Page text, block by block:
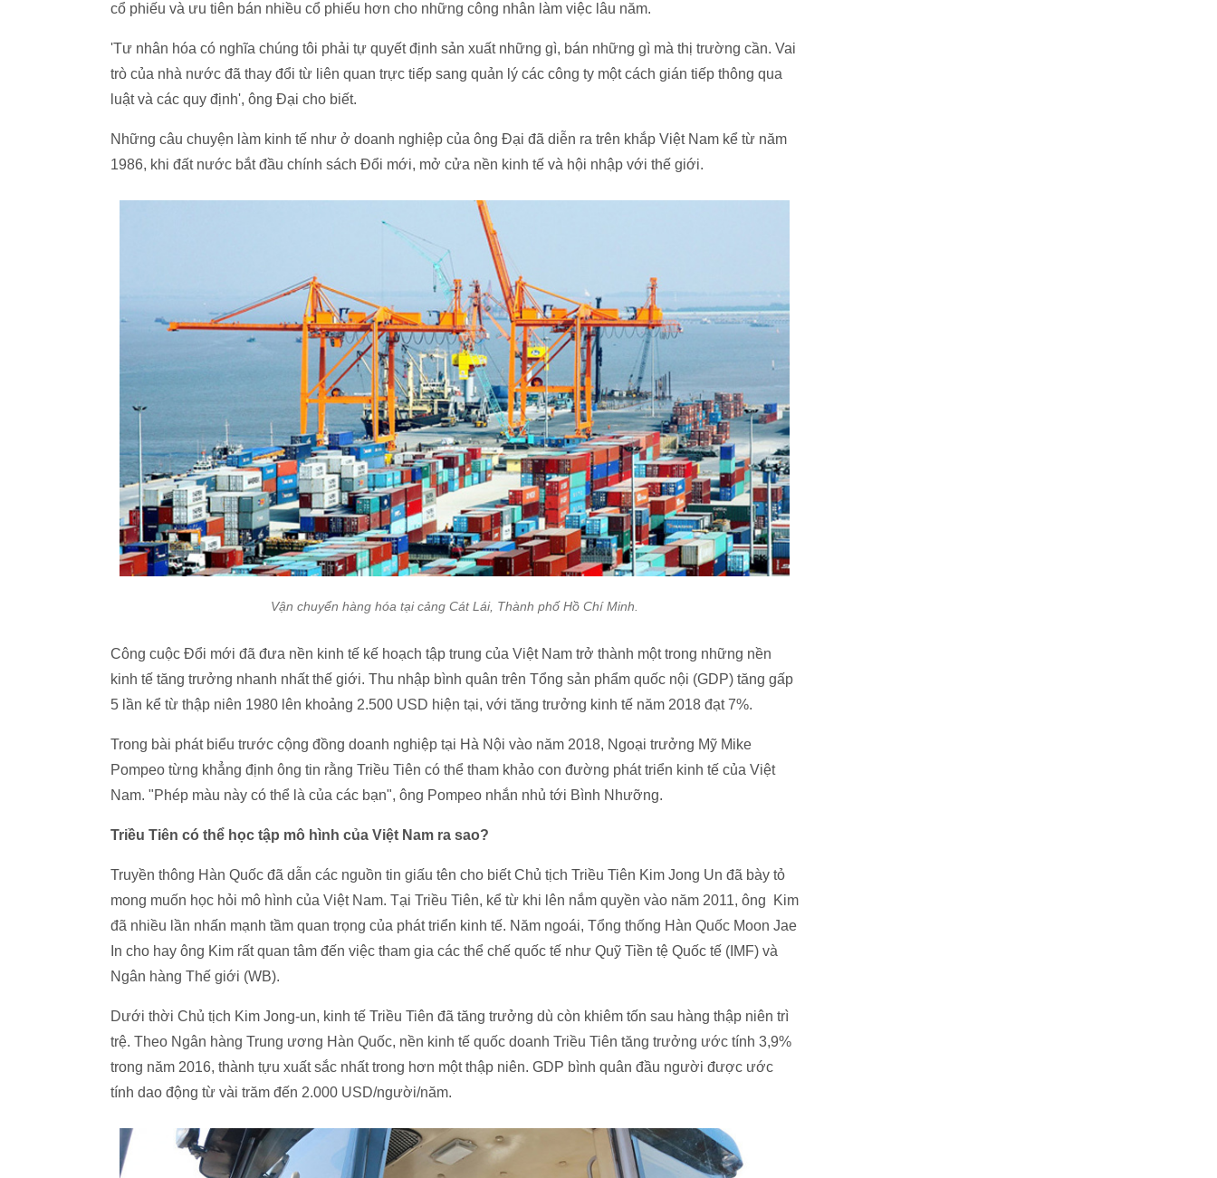
cổ phiếu và ưu tiên bán nhiều cổ phiếu hơn cho những công nhân làm việc lâu năm.
'Tư nhân hóa có nghĩa chúng tôi phải tự quyết định sản xuất những gì, bán những gì mà thị trường cần. Vai
trò của nhà nước đã thay đổi từ liên quan trực tiếp sang quản lý các công ty một cách gián tiếp thông qua
luật và các quy định', ông Đại cho biết.
Những câu chuyện làm kinh tế như ở doanh nghiệp của ông Đại đã diễn ra trên khắp Việt Nam kể từ năm
1986, khi đất nước bắt đầu chính sách Đổi mới, mở cửa nền kinh tế và hội nhập với thế giới.
Vận chuyển hàng hóa tại cảng Cát Lái, Thành phố Hồ Chí Minh.
Công cuộc Đổi mới đã đưa nền kinh tế kế hoạch tập trung của Việt Nam trở thành một trong những nền
kinh tế tăng trưởng nhanh nhất thế giới. Thu nhập bình quân trên Tổng sản phẩm quốc nội (GDP) tăng gấp
5 lần kể từ thập niên 1980 lên khoảng 2.500 USD hiện tại, với tăng trưởng kinh tế năm 2018 đạt 7%.
Trong bài phát biểu trước cộng đồng doanh nghiệp tại Hà Nội vào năm 2018, Ngoại trưởng Mỹ Mike
Pompeo từng khẳng định ông tin rằng Triều Tiên có thể tham khảo con đường phát triển kinh tế của Việt
Nam. "Phép màu này có thể là của các bạn", ông Pompeo nhắn nhủ tới Bình Nhưỡng.
Triều Tiên có thể học tập mô hình của Việt Nam ra sao?
Truyền thông Hàn Quốc đã dẫn các nguồn tin giấu tên cho biết Chủ tịch Triều Tiên Kim Jong Un đã bày tỏ
mong muốn học hỏi mô hình của Việt Nam. Tại Triều Tiên, kể từ khi lên nắm quyền vào năm 2011, ông Kim
đã nhiều lần nhấn mạnh tầm quan trọng của phát triển kinh tế. Năm ngoái, Tổng thống Hàn Quốc Moon Jae
In cho hay ông Kim rất quan tâm đến việc tham gia các thể chế quốc tế như Quỹ Tiền tệ Quốc tế (IMF) và
Ngân hàng Thế giới (WB).
Dưới thời Chủ tịch Kim Jong-un, kinh tế Triều Tiên đã tăng trưởng dù còn khiêm tốn sau hàng thập niên trì
trệ. Theo Ngân hàng Trung ương Hàn Quốc, nền kinh tế quốc doanh Triều Tiên tăng trưởng ước tính 3,9%
trong năm 2016, thành tựu xuất sắc nhất trong hơn một thập niên. GDP bình quân đầu người được ước
tính dao động từ vài trăm đến 2.000 USD/người/năm.